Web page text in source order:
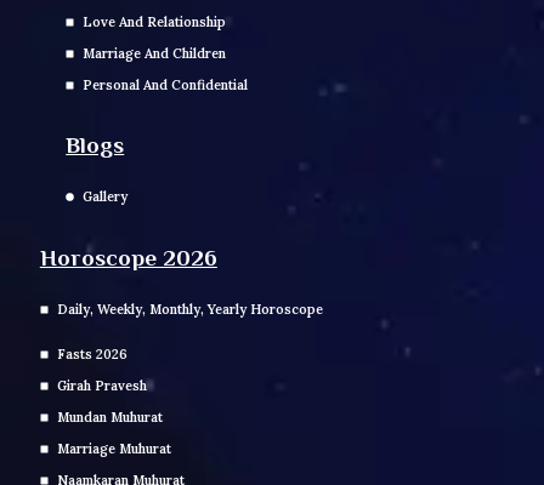
Love And Relationship
Marriage And Children
Personal And Confidential
Blogs
Gallery
Horoscope 2026
Daily, Weekly, Monthly, Yearly Horoscope
Fasts 2026
Girah Pravesh
Mundan Muhurat
Marriage Muhurat
Naamkaran Muhurat